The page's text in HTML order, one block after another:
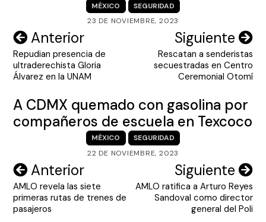
MÉXICO
SEGURIDAD
23 DE NOVIEMBRE, 2023
Navegación
de
entradas
Anterior
Repudian presencia de
ultraderechista Gloria
Álvarez en la UNAM
Siguiente
Rescatan a senderistas
secuestradas en Centro
Ceremonial Otomí
A CDMX quemado con gasolina por
compañeros de escuela en Texcoco
MÉXICO
SEGURIDAD
22 DE NOVIEMBRE, 2023
Navegación
de
entradas
Anterior
AMLO revela las siete
primeras rutas de trenes de
pasajeros
Siguiente
AMLO ratifica a Arturo Reyes
Sandoval como director
general del Poli